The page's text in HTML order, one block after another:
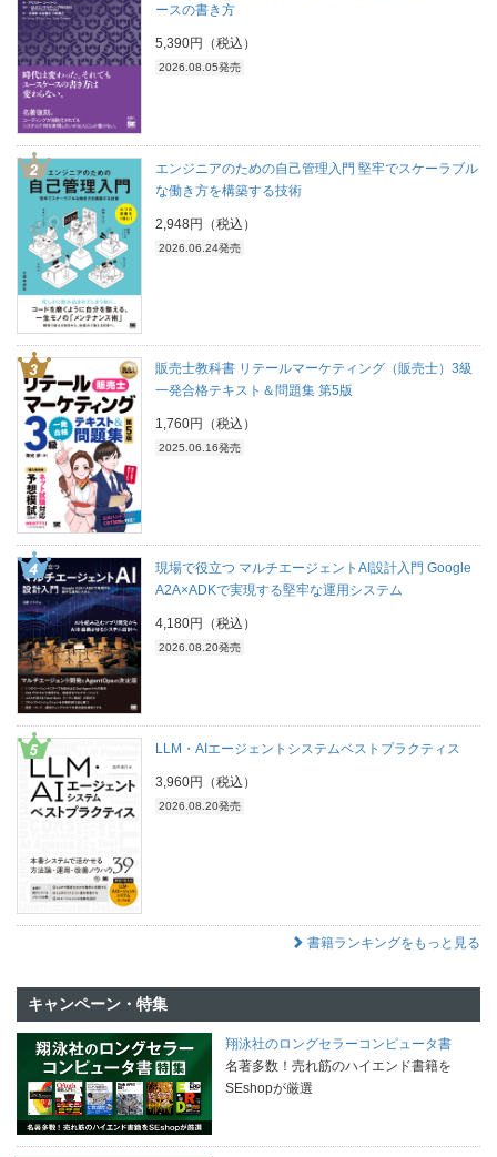
ースの書き方
5,390円（税込）
2026.08.05発売
エンジニアのための自己管理入門 堅牢でスケーラブル
な働き方を構築する技術
2,948円（税込）
2026.06.24発売
販売士教科書 リテールマーケティング（販売士）3級
一発合格テキスト＆問題集 第5版
1,760円（税込）
2025.06.16発売
現場で役立つ マルチエージェントAI設計入門 Google
A2A×ADKで実現する堅牢な運用システム
4,180円（税込）
2026.08.20発売
LLM・AIエージェントシステムベストプラクティス
3,960円（税込）
2026.08.20発売
書籍ランキングをもっと見る
キャンペーン・特集
翔泳社のロングセラーコンピュータ書
名著多数！売れ筋のハイエンド書籍を
SEshopが厳選